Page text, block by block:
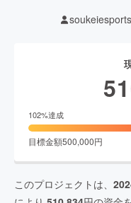
102%達成
目標金額500,000円
このプロジェクトは、